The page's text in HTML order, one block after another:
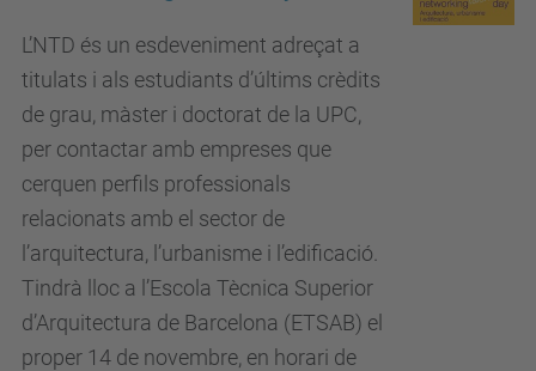
L’NTD és un esdeveniment adreçat a
titulats i als estudiants d’últims crèdits
de grau, màster i doctorat de la UPC,
per contactar amb empreses que
cerquen perfils professionals
relacionats amb el sector de
l’arquitectura, l’urbanisme i l’edificació.
Tindrà lloc a l’Escola Tècnica Superior
d’Arquitectura de Barcelona (ETSAB) el
proper 14 de novembre, en horari de